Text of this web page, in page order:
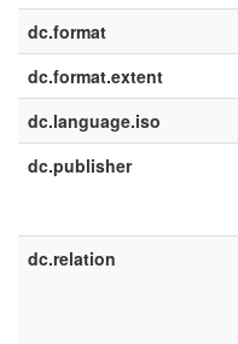
dc.format
dc.format.extent
dc.language.iso
dc.publisher
dc.relation